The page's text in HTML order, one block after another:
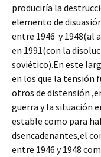
produciría la
elemento de
entre 1946 y 1948(al
en 1991(con la
soviético).En este
en los que la tensión
otros de distensión
guerra y la situación
estable como para
dsencadenantes,el
entre 1946 y 1948